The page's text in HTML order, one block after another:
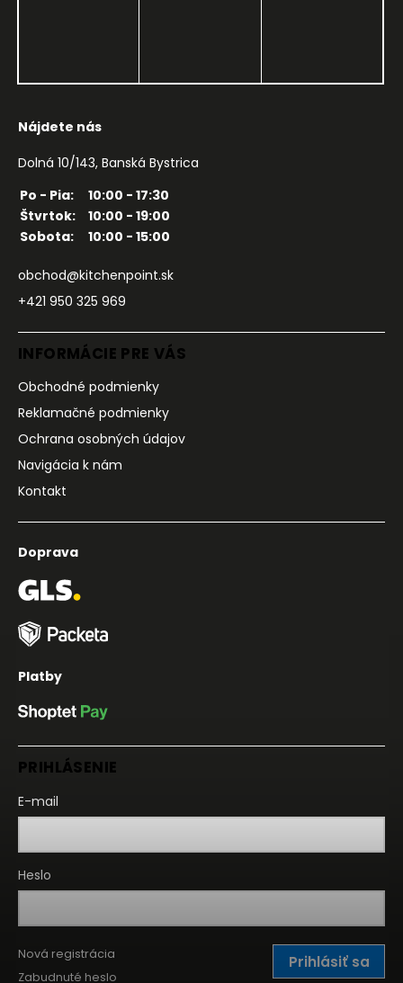
Nájdete nás
Dolná 10/143, Banská Bystrica
Po - Pia:
10:00 - 17:30
Štvrtok:
10:00 - 19:00
Sobota:
10:00 - 15:00
obchod@kitchenpoint.sk
+421 950 325 969
INFORMÁCIE PRE VÁS
Obchodné podmienky
Reklamačné podmienky
Ochrana osobných údajov
Navigácia k nám
Kontakt
Doprava
Platby
PRIHLÁSENIE
E-mail
Heslo
Prihlásiť sa
Nová registrácia
Zabudnuté heslo